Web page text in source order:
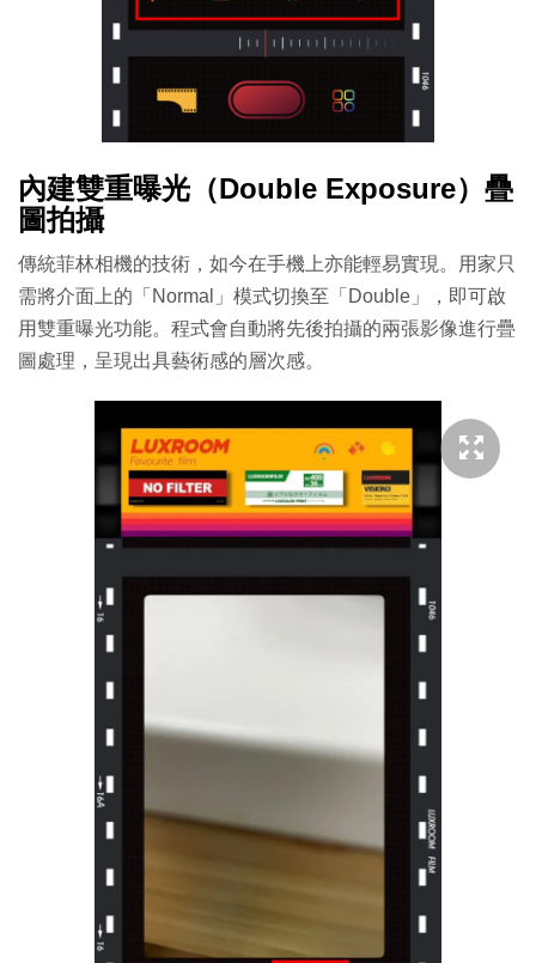
內建雙重曝光（Double Exposure）疊
圖拍攝
傳統菲林相機的技術，如今在手機上亦能輕易實現。用家只
需將介面上的「Normal」模式切換至「Double」，即可啟
用雙重曝光功能。程式會自動將先後拍攝的兩張影像進行疊
圖處理，呈現出具藝術感的層次感。